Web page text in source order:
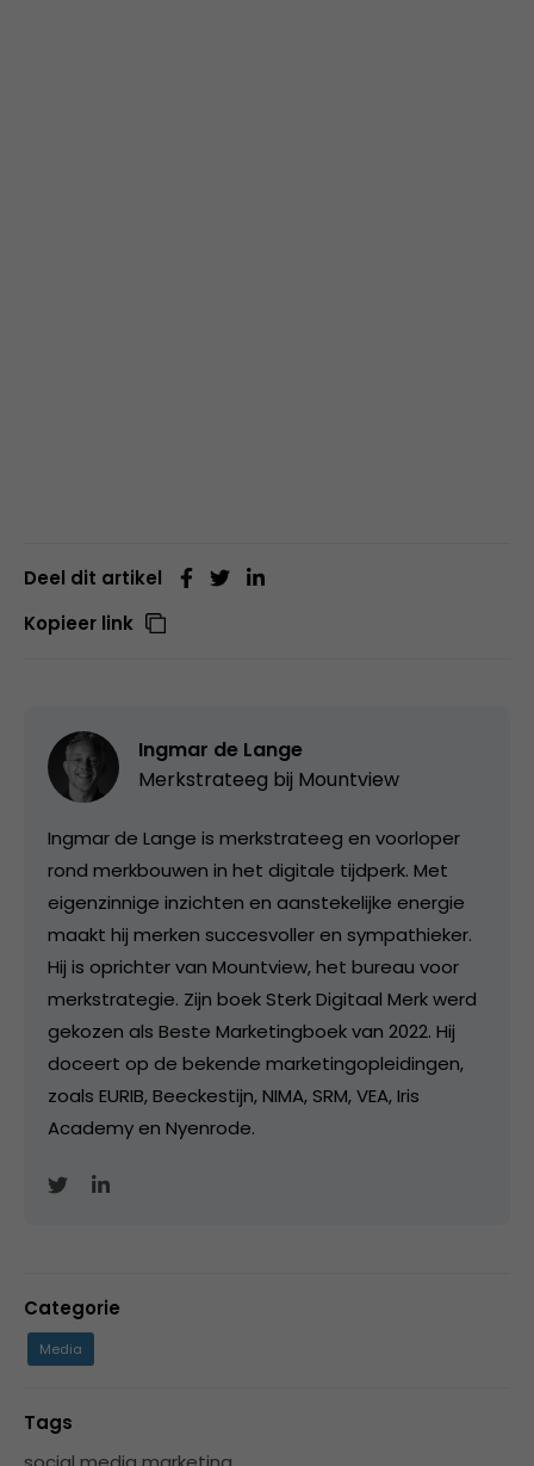
Deel dit artikel
Kopieer link
Ingmar de Lange
Merkstrateeg bij Mountview
Ingmar de Lange is merkstrateeg en voorloper
rond merkbouwen in het digitale tijdperk. Met
eigenzinnige inzichten en aanstekelijke energie
maakt hij merken succesvoller en sympathieker.
Hij is oprichter van Mountview, het bureau voor
merkstrategie. Zijn boek Sterk Digitaal Merk werd
gekozen als Beste Marketingboek van 2022. Hij
doceert op de bekende marketingopleidingen,
zoals EURIB, Beeckestijn, NIMA, SRM, VEA, Iris
Academy en Nyenrode.
Categorie
Media
Tags